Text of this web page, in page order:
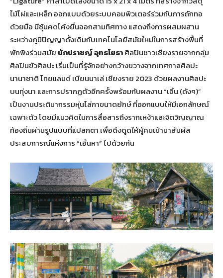
ไม้ไผ่และเหล็ก ออกแบบด้วยระบบคอมพิวเตอร์ร่วมกับการถักทอ
ด้วยมือ มีซุ้มคดโค้งยื่นออกสามทิศทาง แสดงถึงการผสมผสาน
ระหว่างภูมิปัญญาดั้งเดิมกับเทคโนโลยีสมัยใหม่ในการสร้างพื้นที่
พักพิงร่วมสมัย นักปราชญ์ อุทธโยธาศิลปินชาวเชียงรายจากกลุ่ม
ศิลปินขัวศิลปะ เริ่มเป็นที่รู้จักอย่างกว้างขวางจากเทศกาลศิลปะ
นานาชาติ ไทยแลนด์ เบียนนาเล่ เชียงราย 2023 ด้วยผลงานศิลปะ
บนทุ่งนา และการปรากฏตัวอีกครั้งพร้อมกับผลงาน “เอิ้น (ดังๆ)”
เป็นงานประติมากรรมหุ่นไล่กาขนาดยักษ์ ที่ออกแบบให้มีเอกลักษณ์
เฉพาะตัว โดยมีแนวคิดในการสื่อสารถึงรากเหง้าและจิตวิญญาณ
ท้องถิ่นผ่านรูปแบบที่แปลกตา เพื่อดึงดูดให้ผู้คนเข้ามาสัมผัส
ประสบการณ์แห่งการ “เอิ้นหา” ไปด้วยกัน